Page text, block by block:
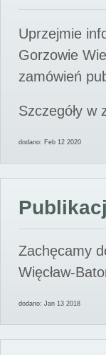
Uprzejmie
Gorzowie
zamówień
Szczegóły w
dodano: Feb 12 2020
Zachęcamy
Więcław-
dodano: Jan 13 2018